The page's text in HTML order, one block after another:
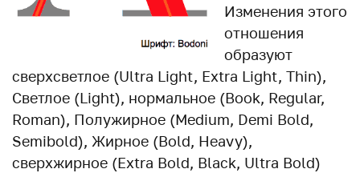
Изменения этого
отношения
образуют
сверхсветлое (Ultra Light, Extra Light, Thin),
Светлое (Light), нормальное (Book, Regular,
Roman), Полужирное (Medium, Demi Bold,
Semibold), Жирное (Bold, Heavy),
сверхжирное (Extra Bold, Black, Ultra Bold)